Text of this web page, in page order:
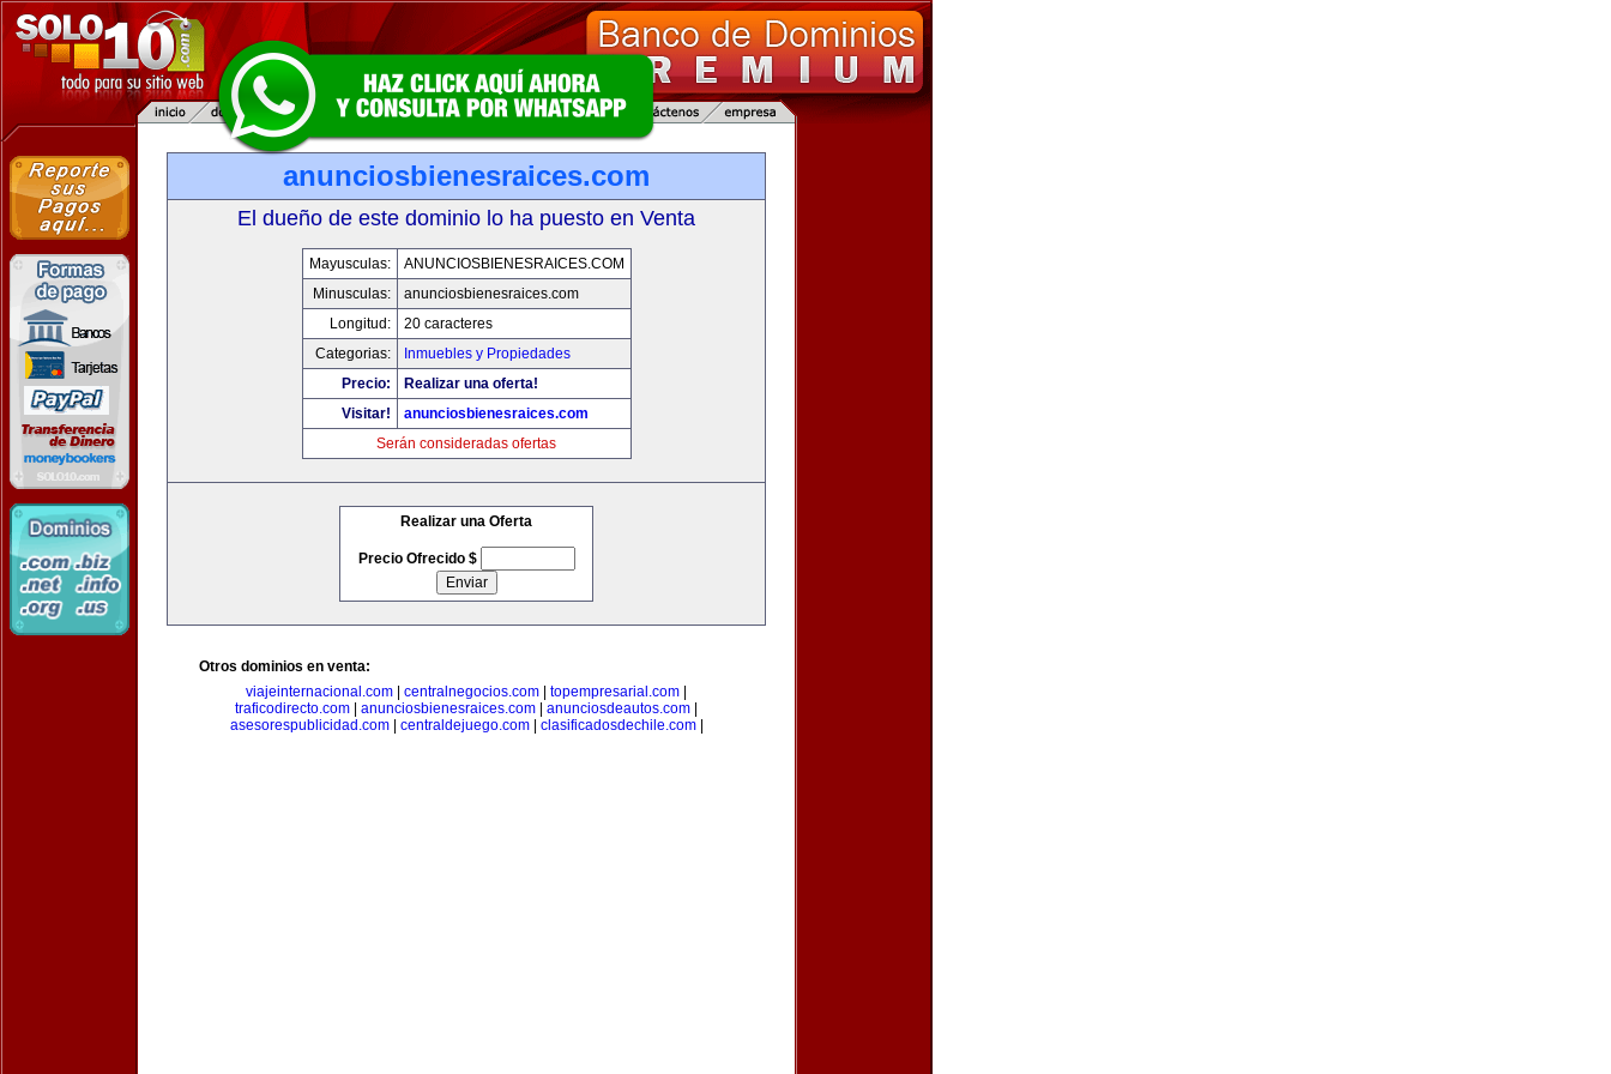
anunciosbienesraices.com
El dueño de este dominio lo ha puesto en Venta
Mayusculas:
ANUNCIOSBIENESRAICES.COM
Minusculas:
anunciosbienesraices.com
Longitud:
20 caracteres
Categorias:
Inmuebles y Propiedades
Precio:
Realizar una oferta!
Visitar!
anunciosbienesraices.com
Serán consideradas ofertas
Realizar una Oferta
Precio Ofrecido $
Otros dominios en venta:
viajeinternacional.com
centralnegocios.com topempresarial.com
traficodirecto.com
anunciosbienesraices.com anunciosdeautos.com
asesorespublicidad.com| centraldejuego.com| clasificadosdechile.com|